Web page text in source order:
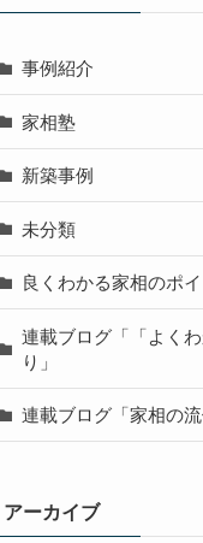
事例紹介
家相塾
新築事例
未分類
良くわかる家相のポイ
連載ブログ「「よく
り」
連載ブログ「家相の流
アーカイブ